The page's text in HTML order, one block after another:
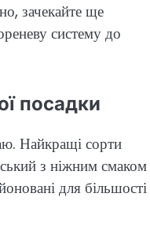
зачекайте ще
систему до
посадки
Найкращі сорти
з ніжним смаком
для більшості